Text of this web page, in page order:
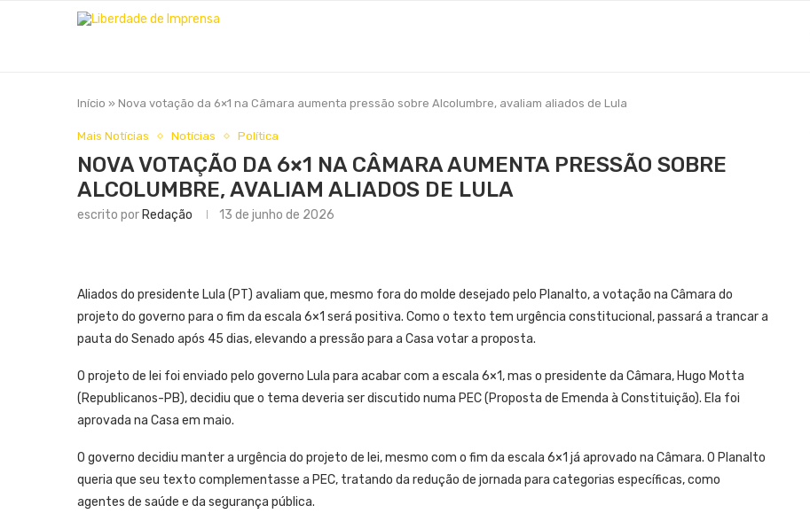
Início » Nova votação da 6×1 na Câmara aumenta pressão sobre Alcolumbre, avaliam aliados de Lula
Mais Notícias Notícias Política
NOVA VOTAÇÃO DA 6×1 NA CÂMARA AUMENTA PRESSÃO SOBRE
ALCOLUMBRE, AVALIAM ALIADOS DE LULA
escrito por Redação 13 de junho de 2026
Aliados do presidente Lula (PT) avaliam que, mesmo fora do molde desejado pelo Planalto, a votação na Câmara do
projeto do governo para o fim da escala 6×1 será positiva. Como o texto tem urgência constitucional, passará a trancar a
pauta do Senado após 45 dias, elevando a pressão para a Casa votar a proposta.
O projeto de lei foi enviado pelo governo Lula para acabar com a escala 6×1, mas o presidente da Câmara, Hugo Motta
(Republicanos-PB), decidiu que o tema deveria ser discutido numa PEC (Proposta de Emenda à Constituição). Ela foi
aprovada na Casa em maio.
O governo decidiu manter a urgência do projeto de lei, mesmo com o fim da escala 6×1 já aprovado na Câmara. O Planalto
queria que seu texto complementasse a PEC, tratando da redução de jornada para categorias específicas, como
agentes de saúde e da segurança pública.